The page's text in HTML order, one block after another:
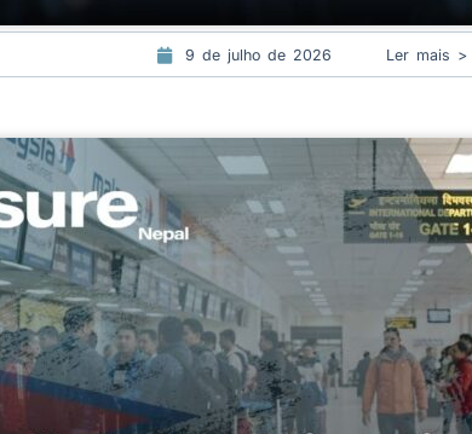
9 de julho de 2026 Ler mais >